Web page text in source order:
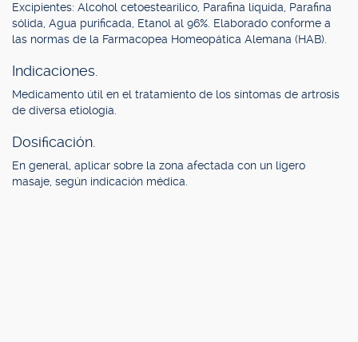
Excipientes: Alcohol cetoestearílico, Parafina líquida, Parafina
sólida, Agua purificada, Etanol al 96%. Elaborado conforme a
las normas de la Farmacopea Homeopática Alemana (HAB).
Indicaciones.
Medicamento útil en el tratamiento de los síntomas de artrosis
de diversa etiología.
Dosificación.
En general, aplicar sobre la zona afectada con un ligero
masaje, según indicación médica.